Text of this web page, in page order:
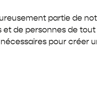
partie de
de personnes de tout
pour créer